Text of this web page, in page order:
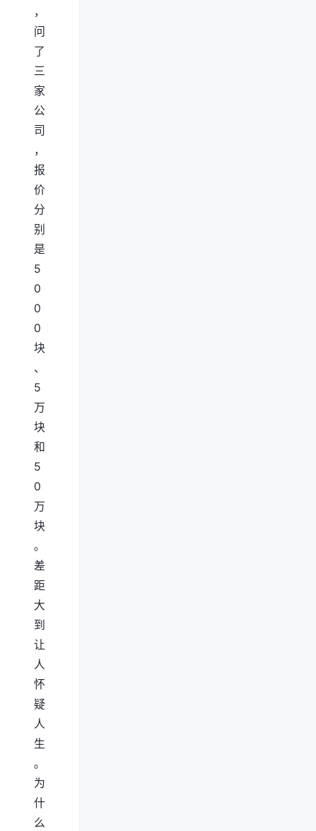
，
问
了
三
家
公
司
，
报
价
分
别
是
5
0
0
0
块
、
5
万
块
和
5
0
万
块
。
差
距
大
到
让
人
怀
疑
人
生
。
为
什
么